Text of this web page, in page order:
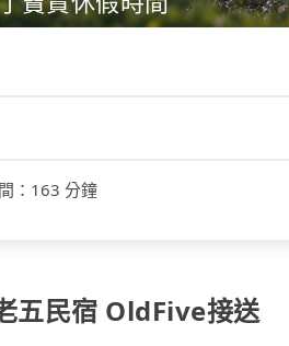
： 163 分鐘
五民宿 OldFive接送